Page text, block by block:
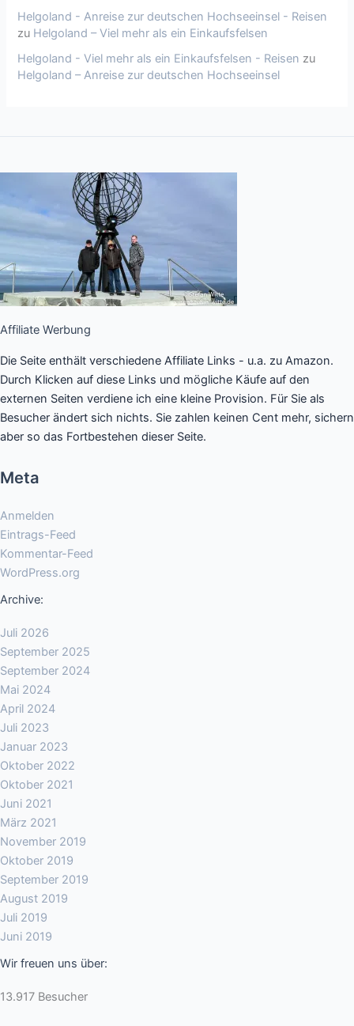
Helgoland - Anreise zur deutschen Hochseeinsel - Reisen
zu Helgoland – Viel mehr als ein Einkaufsfelsen
Helgoland - Viel mehr als ein Einkaufsfelsen - Reisen zu
Helgoland – Anreise zur deutschen Hochseeinsel
Affiliate Werbung
Die Seite enthält verschiedene Affiliate Links - u.a. zu Amazon.
Durch Klicken auf diese Links und mögliche Käufe auf den
externen Seiten verdiene ich eine kleine Provision. Für Sie als
Besucher ändert sich nichts. Sie zahlen keinen Cent mehr, sichern
aber so das Fortbestehen dieser Seite.
Meta
Anmelden
Eintrags-Feed
Kommentar-Feed
WordPress.org
Archive:
Juli 2026
September 2025
September 2024
Mai 2024
April 2024
Juli 2023
Januar 2023
Oktober 2022
Oktober 2021
Juni 2021
März 2021
November 2019
Oktober 2019
September 2019
August 2019
Juli 2019
Juni 2019
Wir freuen uns über:
13.917 Besucher